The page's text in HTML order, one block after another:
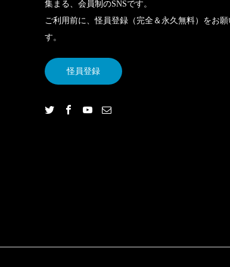
集まる、会員制のSNSです。
ご利用前に、怪員登録（完全＆永久無料）をお願
す。
怪員登録